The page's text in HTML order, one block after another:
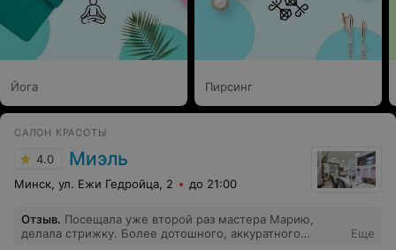
Йога Пирсинг
САЛОН КРАСОТЫ
4.0 Миэль
Минск, ул. Ежи Гедройца, 2 до 21:00
Отзыв. Посещала уже второй раз мастера Марию,
делала стрижку. Более дотошного, аккуратного
Еще